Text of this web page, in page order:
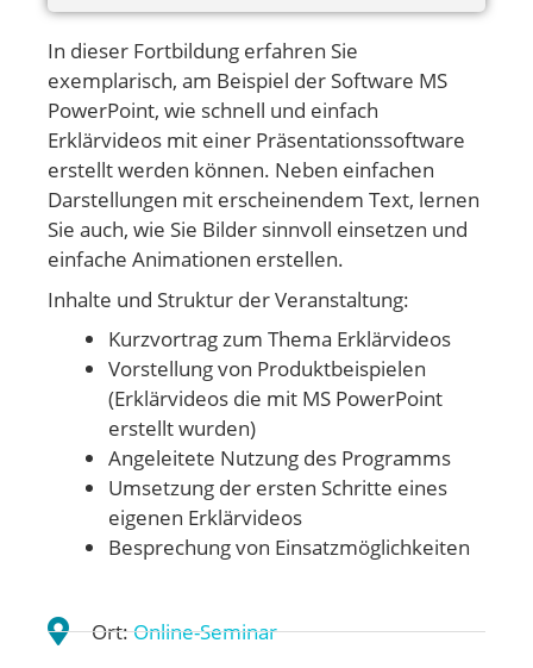
In dieser Fortbildung erfahren Sie
exemplarisch, am Beispiel der Software MS
PowerPoint, wie schnell und einfach
Erklärvideos mit einer Präsentationssoftware
erstellt werden können. Neben einfachen
Darstellungen mit erscheinendem Text, lernen
Sie auch, wie Sie Bilder sinnvoll einsetzen und
einfache Animationen erstellen.
Inhalte und Struktur der Veranstaltung:
Kurzvortrag zum Thema Erklärvideos
Vorstellung von Produktbeispielen
(Erklärvideos die mit MS PowerPoint
erstellt wurden)
Angeleitete Nutzung des Programms
Umsetzung der ersten Schritte eines
eigenen Erklärvideos
Besprechung von Einsatzmöglichkeiten
Ort:Online-Seminar